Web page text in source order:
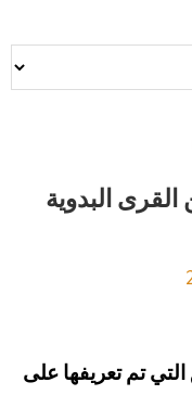
البدوية
تم تعريفها على